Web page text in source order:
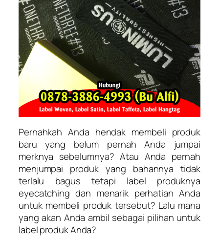
Pernahkah Anda hendak membeli produk
baru yang belum pernah Anda jumpai
merknya sebelumnya? Atau Anda pernah
menjumpai produk yang bahannya tidak
terlalu bagus tetapi label produknya
eyecatching dan menarik perhatian Anda
untuk membeli produk tersebut? Lalu mana
yang akan Anda ambil sebagai pilihan untuk
label produk Anda?